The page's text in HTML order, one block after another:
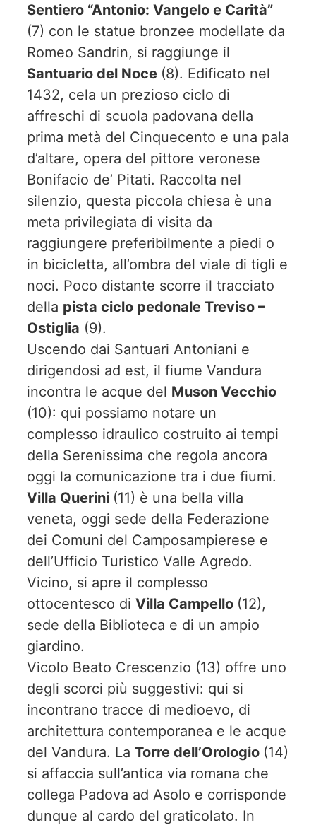
Sentiero “Antonio: Vangelo e Carità”
(7) con le statue bronzee modellate da
Romeo Sandrin, si raggiunge il
Santuario del Noce (8). Edificato nel
1432, cela un prezioso ciclo di
affreschi di scuola padovana della
prima metà del Cinquecento e una pala
d’altare, opera del pittore veronese
Bonifacio de’ Pitati. Raccolta nel
silenzio, questa piccola chiesa è una
meta privilegiata di visita da
raggiungere preferibilmente a piedi o
in bicicletta, all’ombra del viale di tigli e
noci. Poco distante scorre il tracciato
della pista ciclo pedonale Treviso –
Ostiglia (9).
Uscendo dai Santuari Antoniani e
dirigendosi ad est, il fiume Vandura
incontra le acque del Muson Vecchio
(10): qui possiamo notare un
complesso idraulico costruito ai tempi
della Serenissima che regola ancora
oggi la comunicazione tra i due fiumi.
Villa Querini (11) è una bella villa
veneta, oggi sede della Federazione
dei Comuni del Camposampierese e
dell’Ufficio Turistico Valle Agredo.
Vicino, si apre il complesso
ottocentesco di Villa Campello (12),
sede della Biblioteca e di un ampio
giardino.
Vicolo Beato Crescenzio (13) offre uno
degli scorci più suggestivi: qui si
incontrano tracce di medioevo, di
architettura contemporanea e le acque
del Vandura. La Torre dell’Orologio (14)
si affaccia sull’antica via romana che
collega Padova ad Asolo e corrisponde
dunque al cardo del graticolato. In